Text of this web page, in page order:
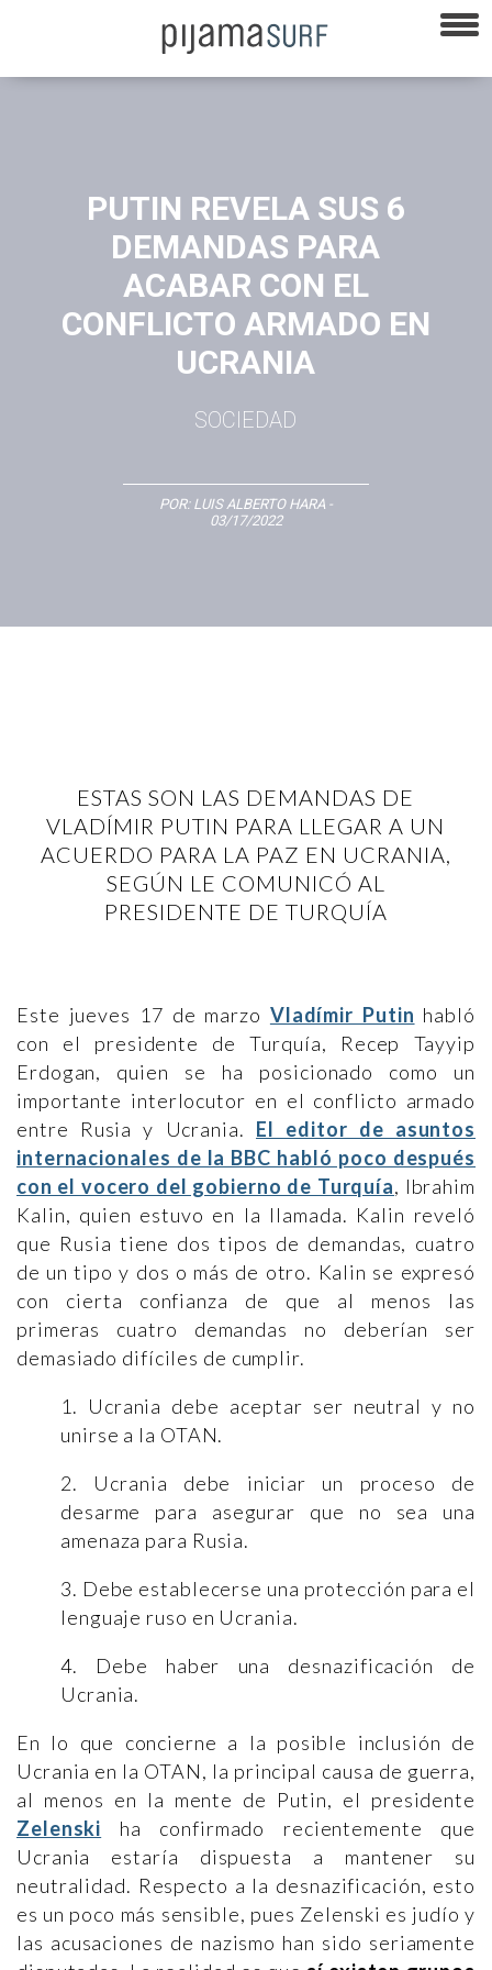
PUTIN REVELA SUS 6
DEMANDAS PARA
ACABAR CON EL
CONFLICTO ARMADO EN
UCRANIA
SOCIEDAD
POR: LUIS ALBERTO HARA -
03/17/2022
ESTAS SON LAS DEMANDAS DE
VLADÍMIR PUTIN PARA LLEGAR A UN
ACUERDO PARA LA PAZ EN UCRANIA,
SEGÚN LE COMUNICÓ AL
PRESIDENTE DE TURQUÍA
Este jueves 17 de marzo Vladímir Putin habló
con el presidente de Turquía, Recep Tayyip
Erdogan, quien se ha posicionado como un
importante interlocutor en el conflicto armado
entre Rusia y Ucrania. El editor de asuntos
internacionales de la BBC habló poco después
con el vocero del gobierno de Turquía, Ibrahim
Kalin, quien estuvo en la llamada. Kalin reveló
que Rusia tiene dos tipos de demandas, cuatro
de un tipo y dos o más de otro. Kalin se expresó
con cierta confianza de que al menos las
primeras cuatro demandas no deberían ser
demasiado difíciles de cumplir.
1. Ucrania debe aceptar ser neutral y no
unirse a la OTAN.
2. Ucrania debe iniciar un proceso de
desarme para asegurar que no sea una
amenaza para Rusia.
3. Debe establecerse una protección para el
lenguaje ruso en Ucrania.
4. Debe haber una desnazificación de
Ucrania.
En lo que concierne a la posible inclusión de
Ucrania en la OTAN, la principal causa de guerra,
al menos en la mente de Putin, el presidente
Zelenski ha confirmado recientemente que
Ucrania estaría dispuesta a mantener su
neutralidad. Respecto a la desnazificación, esto
es un poco más sensible, pues Zelenski es judío y
las acusaciones de nazismo han sido seriamente